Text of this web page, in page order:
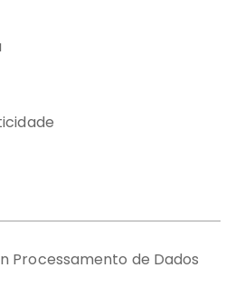
Processamento de Dados